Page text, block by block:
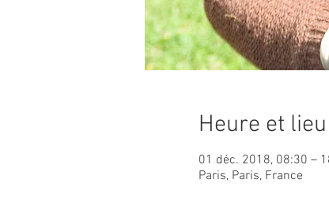
Heure et lieu
01 déc. 2018, 08:30 –
Paris, Paris, France